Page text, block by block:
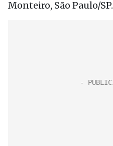
Monteiro, São Paulo/SP.